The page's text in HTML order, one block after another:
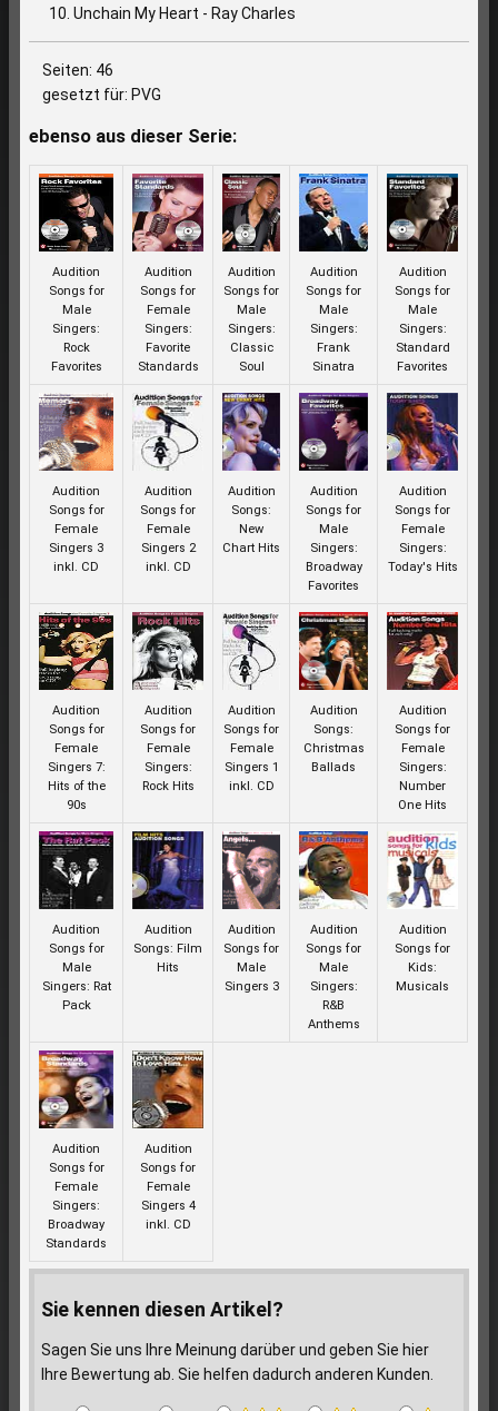
Unchain My Heart - Ray Charles
Seiten: 46
gesetzt für: PVG
ebenso aus dieser Serie:
Audition
Songs for
Male
Singers:
Rock
Favorites
Audition
Songs for
Female
Singers:
Favorite
Standards
Audition
Songs for
Male
Singers:
Classic
Soul
Audition
Songs for
Male
Singers:
Frank
Sinatra
Audition
Songs for
Male
Singers:
Standard
Favorites
Audition
Songs for
Female
Singers 3
inkl. CD
Audition
Songs for
Female
Singers 2
inkl. CD
Audition
Songs:
New
Chart Hits
Audition
Songs for
Male
Singers:
Broadway
Favorites
Audition
Songs for
Female
Singers:
Today's Hits
Audition
Songs for
Female
Singers 7:
Hits of the
90s
Audition
Songs for
Female
Singers:
Rock Hits
Audition
Songs for
Female
Singers 1
inkl. CD
Audition
Songs:
Christmas
Ballads
Audition
Songs for
Female
Singers:
Number
One Hits
Audition
Songs for
Male
Singers: Rat
Pack
Audition
Songs: Film
Hits
Audition
Songs for
Male
Singers 3
Audition
Songs for
Male
Singers:
R&B
Anthems
Audition
Songs for
Kids:
Musicals
Audition
Songs for
Female
Singers:
Broadway
Standards
Audition
Songs for
Female
Singers 4
inkl. CD
Sie kennen diesen Artikel?
Sagen Sie uns Ihre Meinung darüber und geben Sie hier
Ihre Bewertung ab. Sie helfen dadurch anderen Kunden.